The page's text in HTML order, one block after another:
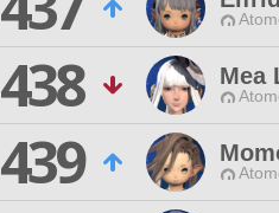
438 Mea
439